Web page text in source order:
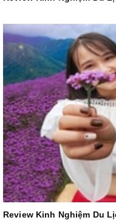
Review Kinh Nghiệm Du